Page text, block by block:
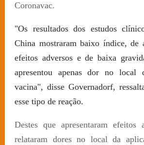
Coronavac.
"Os resultados dos estudos
China mostraram baixo índice, de
efeitos adversos e de baixa
apresentou apenas dor no local
vacina", disse Governadorf,
esse tipo de reação.
Destes que apresentaram efeitos
relataram dores no local da